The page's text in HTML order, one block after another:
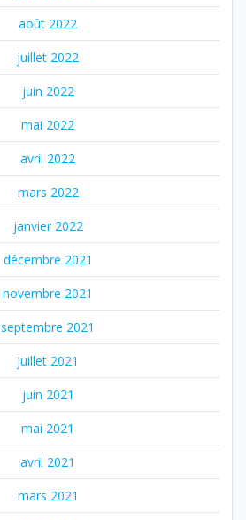
août 2022
juillet 2022
juin 2022
mai 2022
avril 2022
mars 2022
janvier 2022
décembre 2021
novembre 2021
septembre 2021
juillet 2021
juin 2021
mai 2021
avril 2021
mars 2021